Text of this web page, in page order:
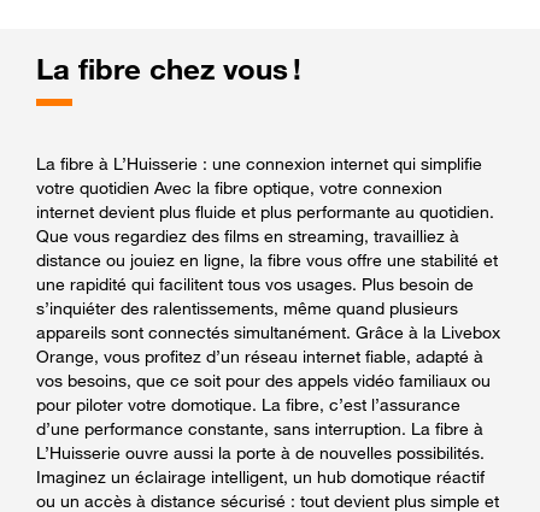
La fibre chez vous !
La fibre à L’Huisserie : une connexion internet qui simplifie
votre quotidien Avec la fibre optique, votre connexion
internet devient plus fluide et plus performante au quotidien.
Que vous regardiez des films en streaming, travailliez à
distance ou jouiez en ligne, la fibre vous offre une stabilité et
une rapidité qui facilitent tous vos usages. Plus besoin de
s’inquiéter des ralentissements, même quand plusieurs
appareils sont connectés simultanément. Grâce à la Livebox
Orange, vous profitez d’un réseau internet fiable, adapté à
vos besoins, que ce soit pour des appels vidéo familiaux ou
pour piloter votre domotique. La fibre, c’est l’assurance
d’une performance constante, sans interruption. La fibre à
L’Huisserie ouvre aussi la porte à de nouvelles possibilités.
Imaginez un éclairage intelligent, un hub domotique réactif
ou un accès à distance sécurisé : tout devient plus simple et